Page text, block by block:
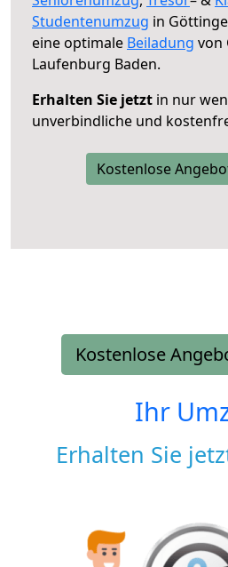
Studentenumzug in
eine optimale Beiladung von
Laufenburg Baden.
Erhalten Sie jetzt in nur
unverbindliche und
Kostenlose
Kostenlose
Ihr
Erhalten Sie